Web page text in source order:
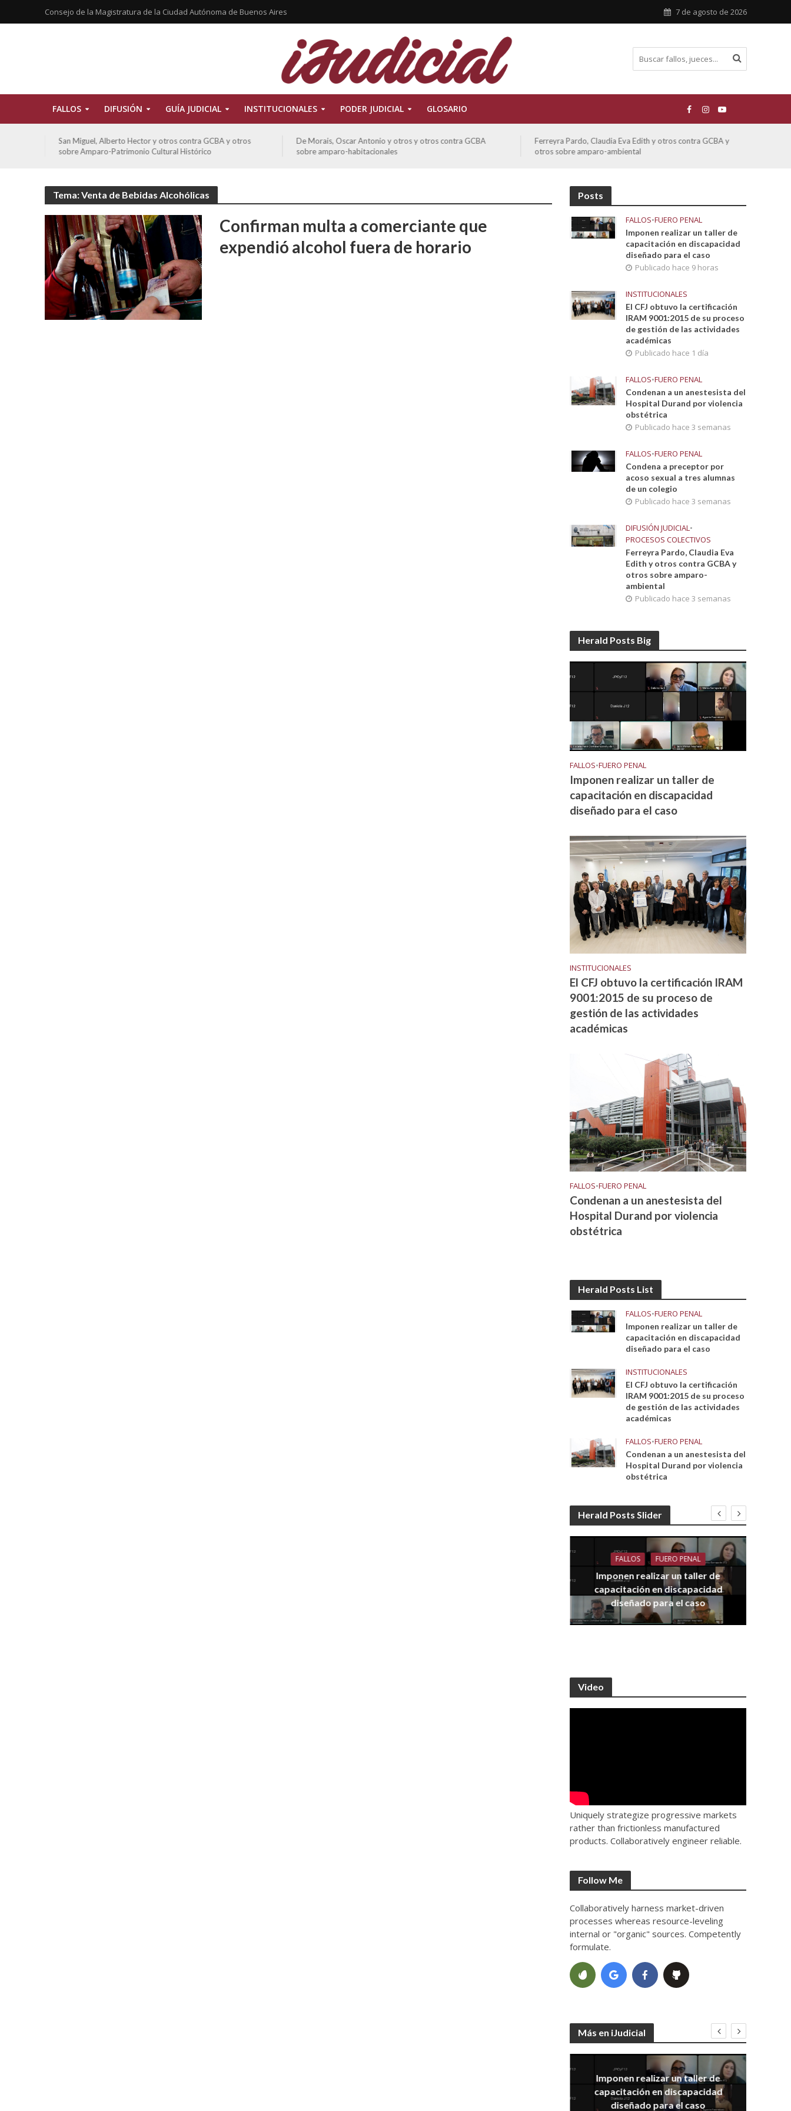
Consejo de la Magistratura de la Ciudad Autónoma de Buenos Aires 7 de agosto de 2026
FALLOS DIFUSIÓN GUÍA JUDICIAL INSTITUCIONALES PODER JUDICIAL GLOSARIO
San Miguel, Alberto Hector y otros contra GCBA y otros
sobre Amparo-Patrimonio Cultural Histórico
De Morais, Oscar Antonio y otros y otros contra GCBA
sobre amparo-habitacionales
Ferreyra Pardo, Claudia Eva Edith y otros contra GCBA y
otros sobre amparo-ambiental
Tema: Venta de Bebidas Alcohólicas
Confirman multa a comerciante que
expendió alcohol fuera de horario
Posts
FALLOS•FUERO PENAL
Imponen realizar un taller de
capacitación en discapacidad
diseñado para el caso
Publicado hace 9 horas
INSTITUCIONALES
El CFJ obtuvo la certificación
IRAM 9001:2015 de su proceso
de gestión de las actividades
académicas
Publicado hace 1 día
FALLOS•FUERO PENAL
Condenan a un anestesista del
Hospital Durand por violencia
obstétrica
Publicado hace 3 semanas
FALLOS•FUERO PENAL
Condena a preceptor por
acoso sexual a tres alumnas
de un colegio
Publicado hace 3 semanas
DIFUSIÓN JUDICIAL•
PROCESOS COLECTIVOS
Ferreyra Pardo, Claudia Eva
Edith y otros contra GCBA y
otros sobre amparo-
ambiental
Publicado hace 3 semanas
Herald Posts Big
FALLOS•FUERO PENAL
Imponen realizar un taller de
capacitación en discapacidad
diseñado para el caso
INSTITUCIONALES
El CFJ obtuvo la certificación IRAM
9001:2015 de su proceso de
gestión de las actividades
académicas
FALLOS•FUERO PENAL
Condenan a un anestesista del
Hospital Durand por violencia
obstétrica
Herald Posts List
FALLOS•FUERO PENAL
Imponen realizar un taller de
capacitación en discapacidad
diseñado para el caso
INSTITUCIONALES
El CFJ obtuvo la certificación
IRAM 9001:2015 de su proceso
de gestión de las actividades
académicas
FALLOS•FUERO PENAL
Condenan a un anestesista del
Hospital Durand por violencia
obstétrica
Herald Posts Slider
FALLOS FUERO PENAL
Imponen realizar un taller de
capacitación en discapacidad
diseñado para el caso
Video
Uniquely strategize progressive markets
rather than frictionless manufactured
products. Collaboratively engineer reliable.
Follow Me
Collaboratively harness market-driven
processes whereas resource-leveling
internal or "organic" sources. Competently
formulate.
Más en iJudicial
Imponen realizar un taller de
capacitación en discapacidad
diseñado para el caso